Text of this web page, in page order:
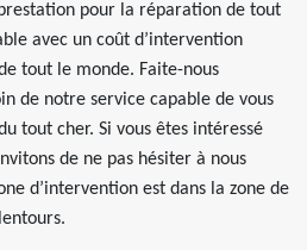
pour la réparation de tout
avec un coût d’intervention
tout le monde. Faite-nous
de notre service capable de vous
tout cher. Si vous êtes intéressé
de ne pas hésiter à nous
d’intervention est dans la zone de